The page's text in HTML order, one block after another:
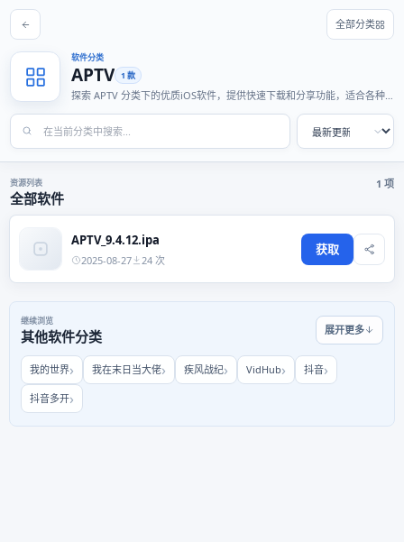
全部分类
软件分类
APTV 1 款
探索 APTV 分类下的优质iOS软件，提供快速下载和分享功能，适合各种
资源列表
全部软件
1 项
APTV_9.4.12.ipa
2025-08-27 24 次
获取
继续浏览
其他软件分类 展开更多
我的世界 我在末日当大佬 疾风战纪 VidHub 抖音
抖音多开